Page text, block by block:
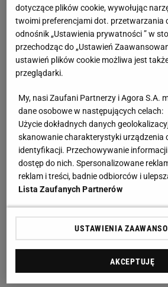
dotyczące plików cookie, wywołując
twoimi preferencjami dot. przetwarzania
odnośnik „Ustawienia prywatności ” w
przechodząc do „Ustawień
ustawień plików cookie możliwa jest
przeglądarki.
My, nasi Zaufani Partnerzy i Agora S.A.
dane osobowe w następujących celach:
Użycie dokładnych danych
skanowanie charakterystyki urządzenia
identyfikacji. Przechowywanie
dostęp do nich. Spersonalizowane
reklam i treści, badnie odbiorców i
Lista Zaufanych Partnerów
USTAWIENIA
AKCEPTUJĘ